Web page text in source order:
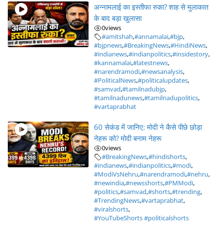
अन्नामलाई का इस्तीफा रुका? शाह से मुलाकात
के बाद बड़ा खुलासा
0views
#amitshah,#annamalai,#bjp,
#bjpnews,#BreakingNews,#HindiNews,
#indianews,#indianpolitics,#insidestory,
#kannamalai,#latestnews,
#narendramodi,#newsanalysis,
#PoliticalNews,#politicalupdates,
#samvad,#tamilnadubjp,
#tamilnadunews,#tamilnadupolitics,
#vartaprabhat
60 सेकंड में जानिए: मोदी ने कैसे पीछे छोड़ा
नेहरू को? मोदी बनाम नेहरू
0views
#BreakingNews,#hindishorts,
#indianews,#indianpolitics,#modi,
#ModiVsNehru,#narendramodi,#nehru,
#newindia,#newsshorts,#PMModi,
#politics,#samvad,#shorts,#trending,
#TrendingNews,#vartaprabhat,
#viralshorts,
#YouTubeShorts #politicalshorts